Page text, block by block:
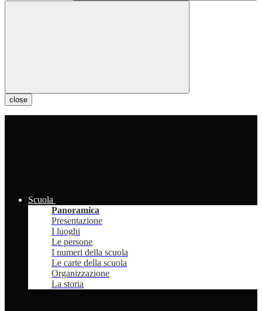
close
Scuola
Panoramica
Presentazione
I luoghi
Le persone
I numeri della scuola
Le carte della scuola
Organizzazione
La storia